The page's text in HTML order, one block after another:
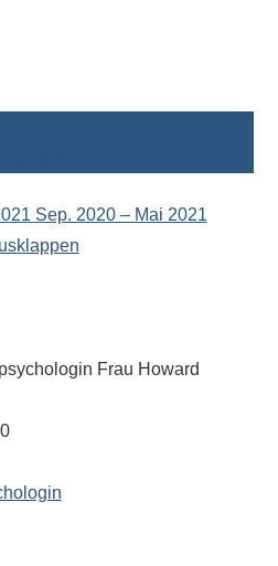
Sep. 2020 – Mai 2021
Frau Howard